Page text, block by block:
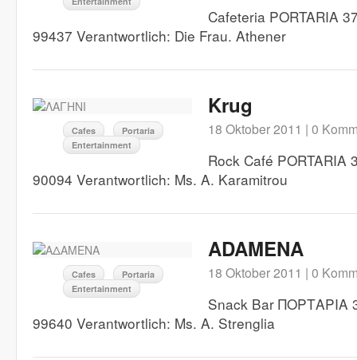
Cafeteria PORTARIA
99437 Verantwortlich: Die Frau. Athener
Cafes
Portaria
Entertainment
Krug
18 Oktober 2011 | 0
Rock Café PORTARIA
90094 Verantwortlich: Ms. A. Karamitrou
Cafes
Portaria
Entertainment
ADAMENA
18 Oktober 2011 | 0
Snack Bar ΠΟΡΤΑΡΙΑ
99640 Verantwortlich: Ms. A. Strenglia